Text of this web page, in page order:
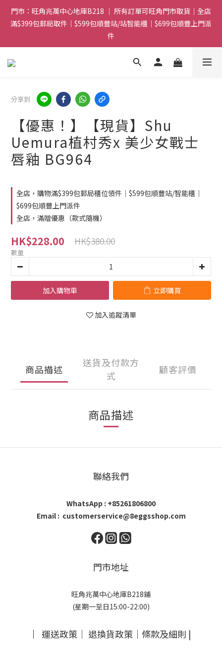
門市：旺角兆萬中心地庫B218 ｜ 所有訂單可旺角門市取貨｜全店
滿$399包郵局取件｜$599包順豐站/站智能櫃｜$699包順豐上門派
件
門市：旺角兆萬中心地庫B218 ｜ 所有訂單可旺角門市取貨｜全店
滿$399包郵局取件｜$599包順豐站/站智能櫃｜$699包順豐上門派
件
滿贈優惠🎁 滿$788送Gucci香水Sample｜ 滿$1088送Clarins 煥
門市：旺角兆萬中心地庫B218 ｜ 所有訂單可旺角門市取貨｜全店
滿$399包郵局取件｜$599包順豐站/站智能櫃｜$699包順豐上門派
件
分享到
【優惠！】【現貨】Shu
Uemura植村秀x 美少女戰士
唇釉 BG964
全店，購物滿$399包郵局櫃位領件｜$599包順豐站/智能櫃｜
$699包順豐上門派件
全店，滿贈優惠（款式隨機）
HK$228.00 HK$380.00
數量
加入購物車 立即購買
加入追蹤清單
商品描述
送貨及付款方
式
顧客評價
商品描述
聯絡我們
WhatsApp : +85261806800
Email : customerservice@8eggsshop.com
門市地址
旺角兆萬中心地庫B218鋪
(星期一至日15:00-22:00)
｜ 運送政策 ｜ 退換貨政策 ｜ 條款及細則 |